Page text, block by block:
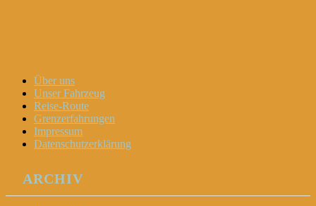
Menu
Widgets
Search
Skip
content
Über uns
Unser Fahrzeug
Reise-Route
Grenzerfahrungen
Impressum
Datenschutzerklärung
ARCHIV